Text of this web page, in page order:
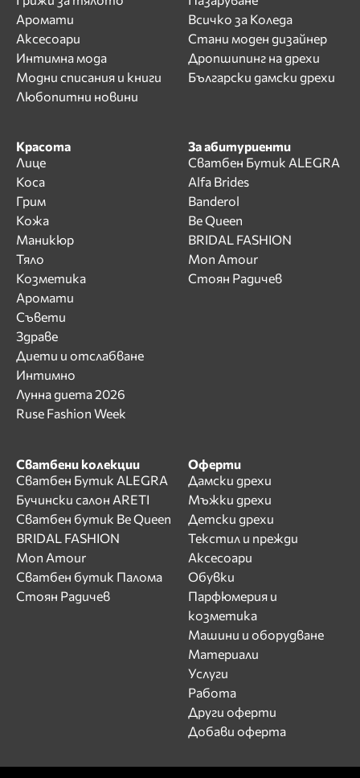
Аромати
Аксесоари
Интимна мода
Модни списания и книги
Любопитни новини
Всичко за Коледа
Стани моден дизайнер
Дропшипинг на дрехи
Български дамски дрехи
Красота
Лице
Коса
Грим
Кожа
Маникюр
Тяло
Козметика
Аромати
Съвети
Здраве
Диети и отслабване
Интимно
Лунна диета 2026
Ruse Fashion Week
За абитуриенти
Сватбен Бутик ALEGRA
Alfa Brides
Banderol
Be Queen
BRIDAL FASHION
Mon Amour
Стоян Радичев
Сватбени колекции
Сватбен Бутик ALEGRA
Бучински салон ARETI
Сватбен бутик Be Queen
BRIDAL FASHION
Mon Amour
Сватбен бутик Палома
Стоян Радичев
Оферти
Дамски дрехи
Мъжки дрехи
Детски дрехи
Текстил и прежди
Аксесоари
Обувки
Парфюмерия и
козметика
Машини и оборудване
Материали
Услуги
Работа
Други оферти
Добави оферта